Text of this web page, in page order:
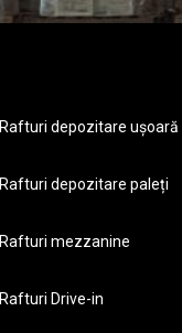
Rafturi depozitare ușoară
Rafturi depozitare paleți
Rafturi mezzanine
Rafturi Drive-in